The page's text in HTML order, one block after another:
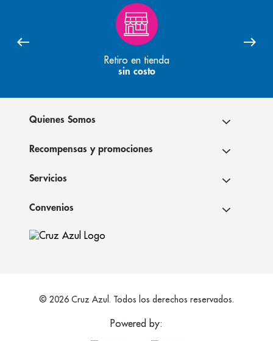
Retiro en tienda
sin costo
Quienes Somos
Recompensas y promociones
Servicios
Convenios
© 2026 Cruz Azul. Todos los derechos reservados.
Powered by: